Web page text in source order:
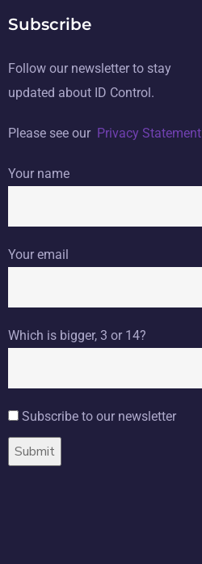
Subscribe
Follow our newsletter to stay
updated about ID Control.
Please see our Privacy Statement
Your name
Your email
Which is bigger, 3 or 14?
Subscribe to our newsletter